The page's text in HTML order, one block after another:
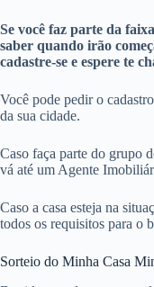
Se você faz parte da
saber quando irão
cadastre-se e espere te
Você pode pedir o
da sua cidade.
Caso faça parte do grupo
vá até um Agente
Caso a casa esteja na
todos os requisitos para o
Sorteio do Minha Casa